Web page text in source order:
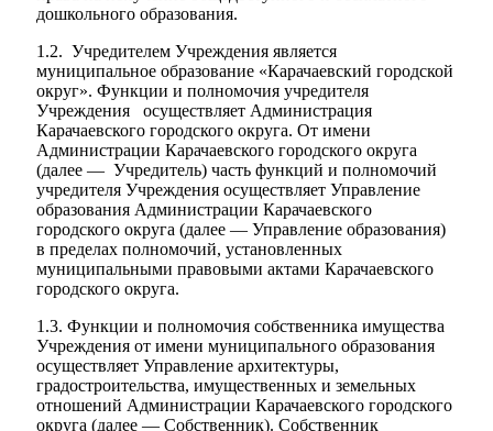
дошкольного образования.
1.2. Учредителем Учреждения является
муниципальное образование «Карачаевский городской
округ». Функции и полномочия учредителя
Учреждения осуществляет Администрация
Карачаевского городского округа. От имени
Администрации Карачаевского городского округа
(далее — Учредитель) часть функций и полномочий
учредителя Учреждения осуществляет Управление
образования Администрации Карачаевского
городского округа (далее — Управление образования)
в пределах полномочий, установленных
муниципальными правовыми актами Карачаевского
городского округа.
1.3. Функции и полномочия собственника имущества
Учреждения от имени муниципального образования
осуществляет Управление архитектуры,
градостроительства, имущественных и земельных
отношений Администрации Карачаевского городского
округа (далее — Собственник). Собственник